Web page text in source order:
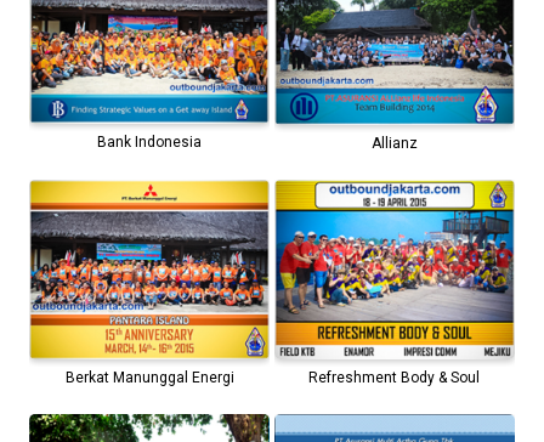
Bank Indonesia Allianz
Berkat Manunggal Energi Refreshment Body & Soul